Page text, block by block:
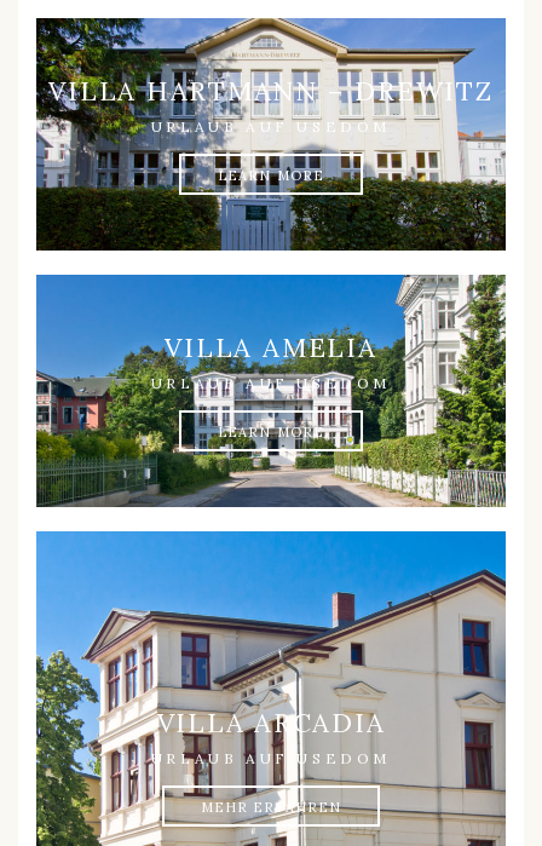
VILLA HARTMANN – DREWITZ
URLAUB AUF USEDOM
LEARN MORE
VILLA AMELIA
URLAUB AUF USEDOM
LEARN MORE
VILLA ARCADIA
URLAUB AUF USEDOM
MEHR ERFAHREN